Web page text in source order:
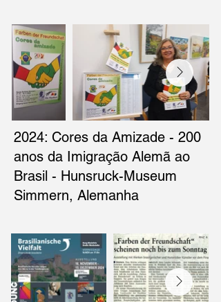
2024: Cores da Amizade - 200
anos da Imigração Alemã ao
Brasil - Hunsruck-Museum
Simmern, Alemanha